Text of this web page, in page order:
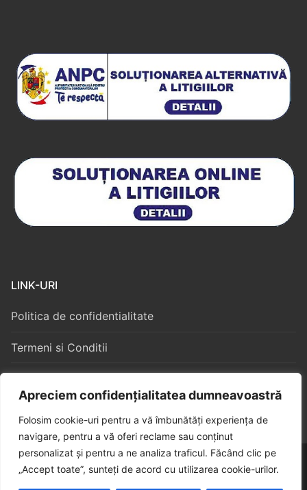
Apreciem confidențialitatea dumneavoastră
Folosim cookie-uri pentru a vă îmbunătăți experiența de
navigare, pentru a vă oferi reclame sau conținut
personalizat și pentru a ne analiza traficul. Făcând clic pe
„Accept toate”, sunteți de acord cu utilizarea cookie-urilor.
LINK-URI
Politica de confidentialitate
Termeni si Conditii
Copyright © 2026 – Algorithm Constructii S3